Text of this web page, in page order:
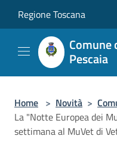
Regione Toscana
Comune
Pescaia
Home > Novità >
La "Notte Europea dei
settimana al MuVet di